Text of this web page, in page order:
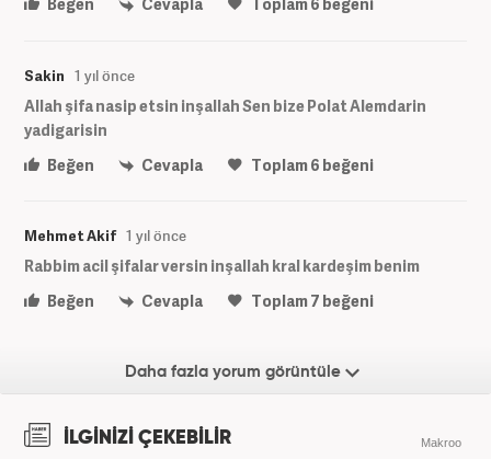
Sakin 1 yıl önce
Allah şifa nasip etsin inşallah Sen bize Polat Alemdarin
yadigarisin
Beğen
Cevapla Toplam6 beğeni
Mehmet Akif 1 yıl önce
Rabbim acil şifalar versin inşallah kral kardeşim benim
Beğen
Cevapla Toplam7 beğeni
Daha fazla yorum görüntüle
İLGİNİZİ ÇEKEBİLİR Makroo